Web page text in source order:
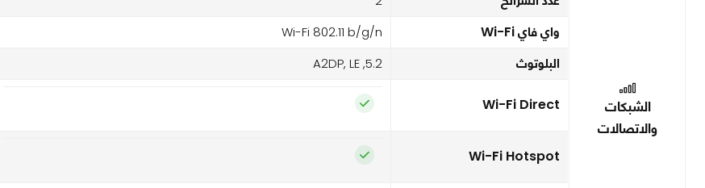
الشبكات
والاتصالات
واي فاي Wi-Fi Wi-Fi 802.11 b/g/n
البلوتوث 5.2, A2DP, LE
Wi-Fi Direct
Wi-Fi Hotspot